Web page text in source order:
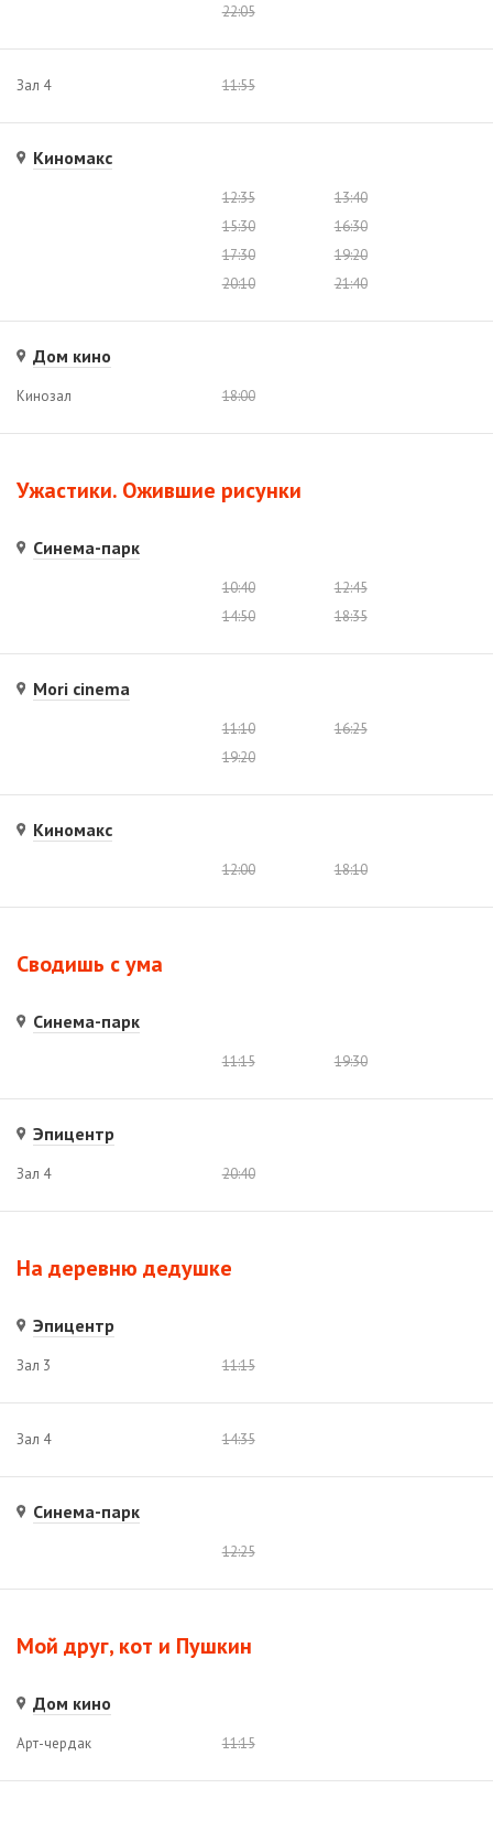
22:05
Зал 4 11:55
Киномакс
12:35
13:40
15:30
16:30
17:30
19:20
20:10
21:40
Дом кино
Кинозал 18:00
Ужастики. Ожившие рисунки
Синема-парк
10:40
12:45
14:50
18:35
Mori cinema
11:10
16:25
19:20
Киномакс
12:00 18:10
Сводишь с ума
Синема-парк
11:15 19:30
Эпицентр
Зал 4 20:40
На деревню дедушке
Эпицентр
Зал 3 11:15
Зал 4 14:35
Синема-парк
12:25
Мой друг, кот и Пушкин
Дом кино
Арт-чердак 11:15